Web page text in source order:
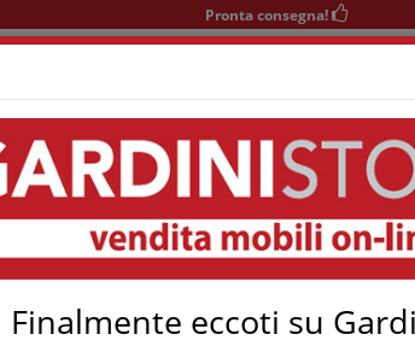
Finalmente eccoti su
Pronta consegna!
Area KIDS SOGGIORNO TAVOLI SEDIE
Tostapane, tritatutto,
Dorelan Re:Generation